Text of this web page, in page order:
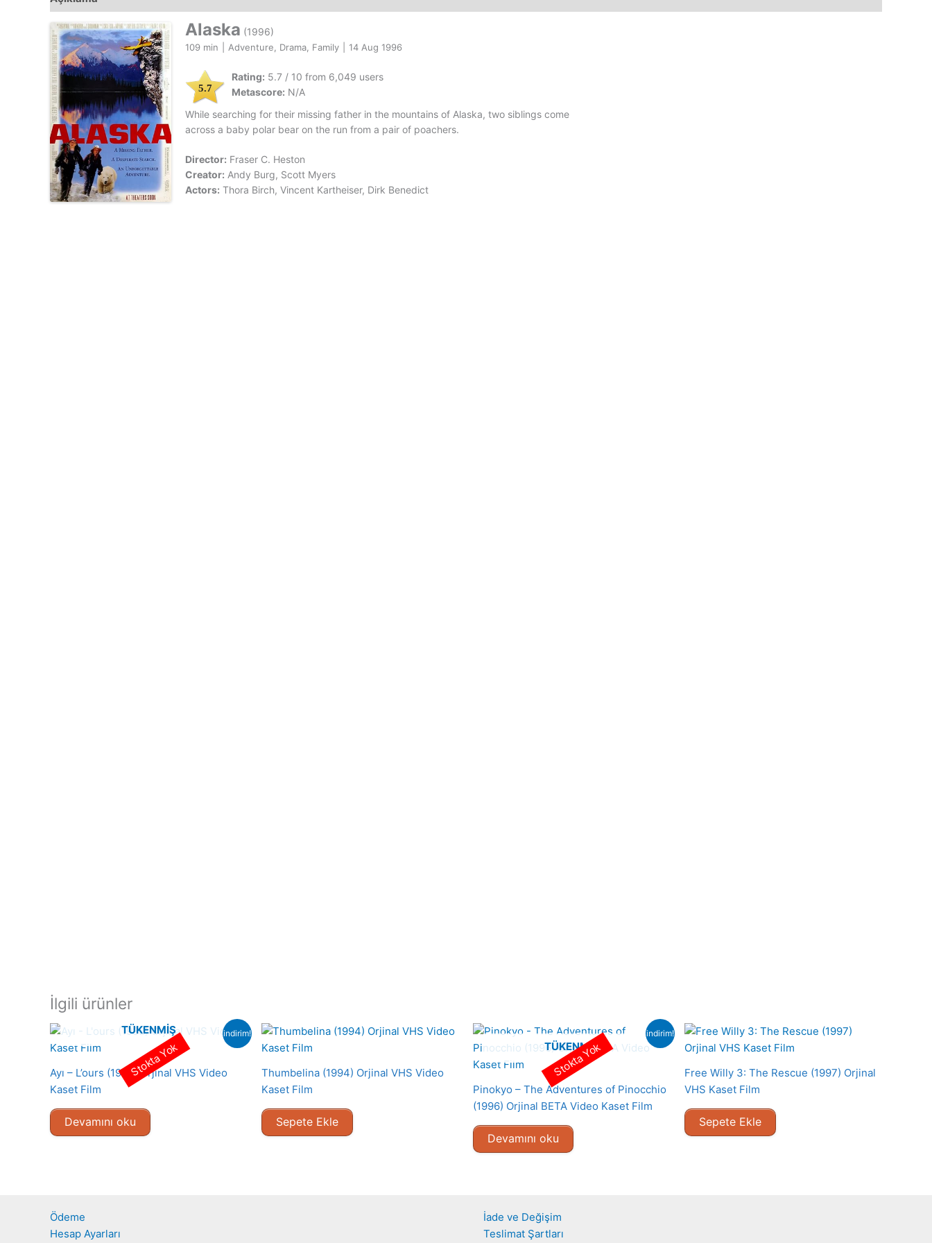
Alaska (1996)
109 min Adventure, Drama, Family 14 Aug 1996
5.7
Rating: 5.7 / 10 from 6,049 users
Metascore: N/A
While searching for their missing father in the mountains of Alaska, two siblings come
across a baby polar bear on the run from a pair of poachers.
Director: Fraser C. Heston
Creator: Andy Burg, Scott Myers
Actors: Thora Birch, Vincent Kartheiser, Dirk Benedict
İlgili ürünler
indirim!
TÜKENMIŞ
Ayı – L’ours (1988) Orjinal VHS Video
Kaset Film
Devamını oku
Stokta Yok
Thumbelina (1994) Orjinal VHS Video
Kaset Film
Sepete Ekle
indirim!
TÜKENMIŞ
Pinokyo – The Adventures of Pinocchio
(1996) Orjinal BETA Video Kaset Film
Devamını oku
Stokta Yok
Free Willy 3: The Rescue (1997) Orjinal
VHS Kaset Film
Sepete Ekle
Ödeme
Hesap Ayarları
İade ve Değişim
Teslimat Şartları